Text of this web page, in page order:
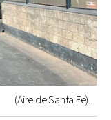
(Aire de Santa Fe).